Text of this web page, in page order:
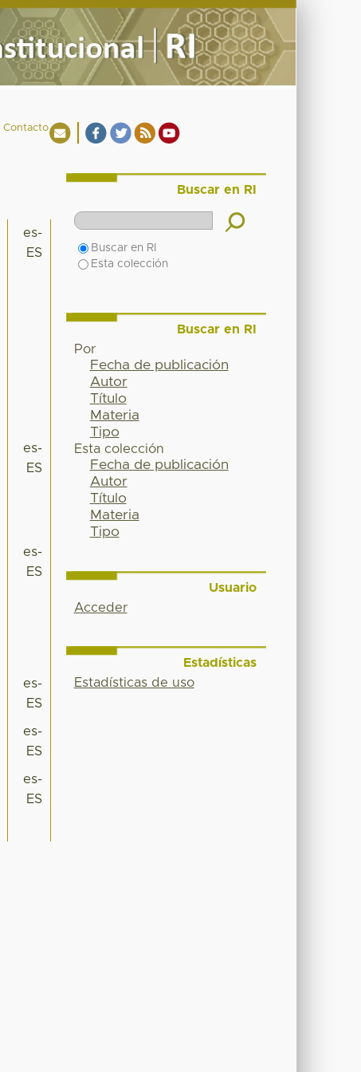
Contacto
es-
ES
es-
ES
es-
ES
es-
ES
es-
ES
es-
ES
Buscar en RI
Buscar en RI
Esta colección
Buscar en RI
Por
Fecha de publicación
Autor
Título
Materia
Tipo
Esta colección
Fecha de publicación
Autor
Título
Materia
Tipo
Usuario
Acceder
Estadísticas
Estadísticas de uso